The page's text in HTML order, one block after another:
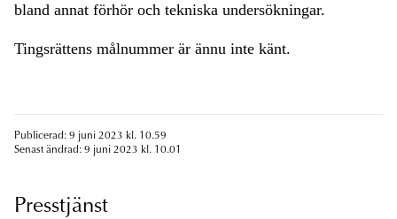
bland annat förhör och tekniska undersökningar.
Tingsrättens målnummer är ännu inte känt.
Publicerad: 9 juni 2023 kl. 10.59
Senast ändrad: 9 juni 2023 kl. 10.01
Presstjänst